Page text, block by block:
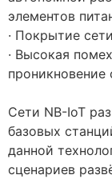
элементов
· Покрытие
· Высокая
проникновение
Сети NB-IoT
базовых
данной
сценариев